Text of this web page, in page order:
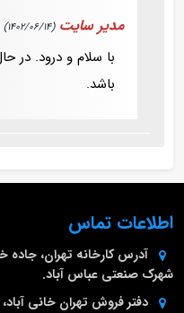
مدیر سایت (1402/06/14)
با سلام و درود.
باشد.
اطلاعات تماس
آدرس کارخانه تهران، جاده
شهرک صنعتی عباس آباد.
دفتر فروش تهران خانی